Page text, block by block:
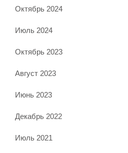
Октябрь 2024
Июль 2024
Октябрь 2023
Август 2023
Июнь 2023
Декабрь 2022
Июль 2021